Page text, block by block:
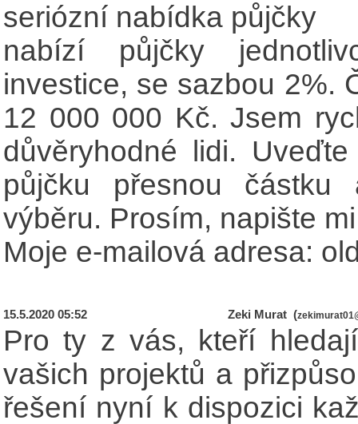
seriózní nabídka půjčky
nabízí půjčky
investice, se sazbou 2%.
12 000 000 Kč. Jsem
důvěryhodné lidi.
půjčku přesnou
výběru. Prosím, napište
Moje e-mailová adresa:
15.5.2020 05:52 Zeki Murat (
Pro ty z vás, kteří
vašich projektů a
řešení nyní k dispozici